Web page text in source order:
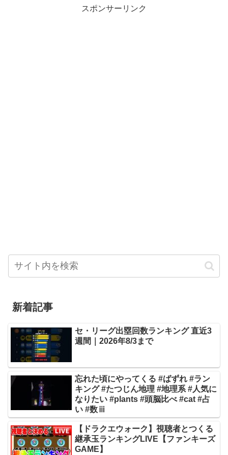
スポンサーリンク
新着記事
セ・リーグ出塁回数ランキング 直近3
週間｜2026年8/3まで
忘れた頃にやってくる #ばずれ #ラン
キング #たつじん地理 #地理系 #人気に
なりたい #plants #頭脳比べ #cat #占
い #数ⅲ
【ドラクエウォーク】視聴者とつくる
継承玉ランキングLIVE【ファンキーズ
GAME】